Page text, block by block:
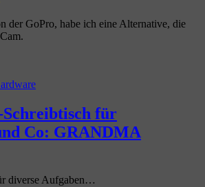
der GoPro, habe ich eine Alternative, die
für
Co: GRANDMA
diverse Aufgaben…